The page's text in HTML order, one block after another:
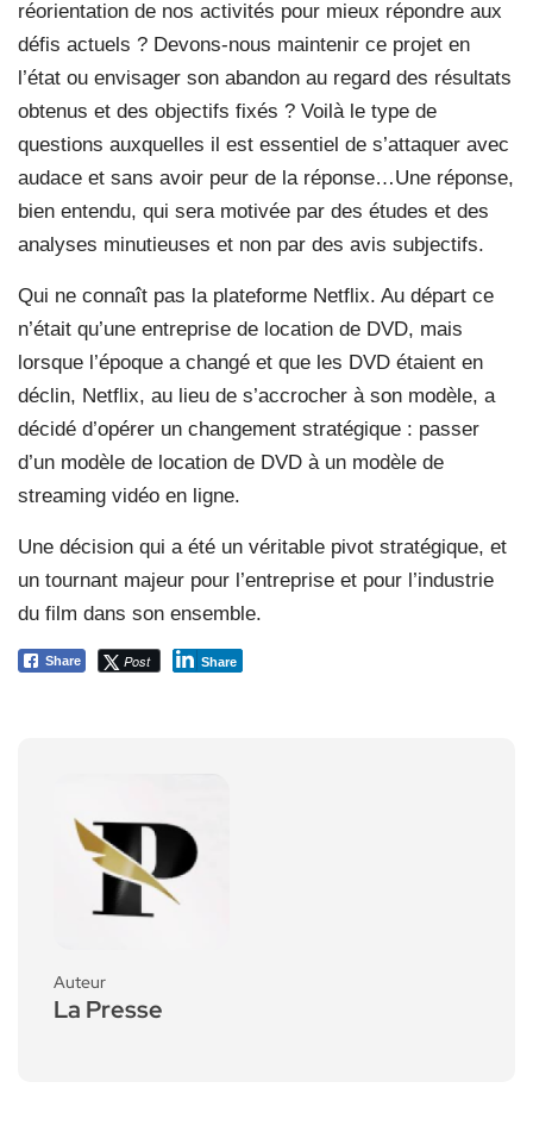
réorientation de nos activités pour mieux répondre aux
défis actuels ? Devons-nous maintenir ce projet en
l’état ou envisager son abandon au regard des résultats
obtenus et des objectifs fixés ? Voilà le type de
questions auxquelles il est essentiel de s’attaquer avec
audace et sans avoir peur de la réponse…Une réponse,
bien entendu, qui sera motivée par des études et des
analyses minutieuses et non par des avis subjectifs.
Qui ne connaît pas la plateforme Netflix. Au départ ce
n’était qu’une entreprise de location de DVD, mais
lorsque l’époque a changé et que les DVD étaient en
déclin, Netflix, au lieu de s’accrocher à son modèle, a
décidé d’opérer un changement stratégique : passer
d’un modèle de location de DVD à un modèle de
streaming vidéo en ligne.
Une décision qui a été un véritable pivot stratégique, et
un tournant majeur pour l’entreprise et pour l’industrie
du film dans son ensemble.
Share Post Share
Auteur
La Presse